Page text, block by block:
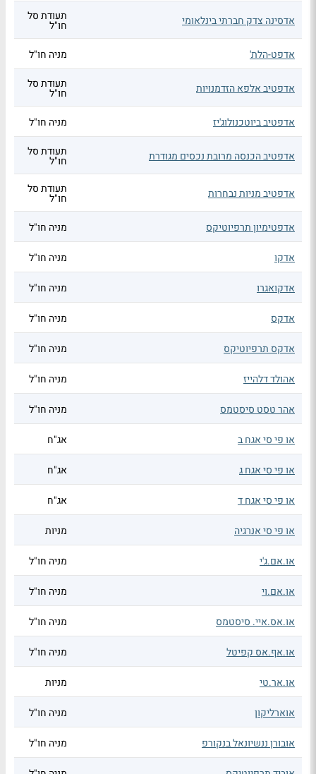
אדסינה צדק חברתי בינלאומי תעודת סל
חו"ל
אדפט-הלת'
מניה חו"ל
אדפטיב אלפא הזדמנויות תעודת סל
חו"ל
אדפטיב ביוטכנולוג'יז
מניה חו"ל
אדפטיב הכנסה מרובת נכסים מגודרת תעודת סל
חו"ל
אדפטיב מניות נבחרות תעודת סל
חו"ל
אדפטימיון תרפיוטיקס
מניה חו"ל
אדקו מניה חו"ל
אדקואגרו מניה חו"ל
אדקס מניה חו"ל
אדקס תרפיוטיקס מניה חו"ל
אהולד דלהייז מניה חו"ל
אהר טסט סיסטמס מניה חו"ל
או פי סי אגח ב אג"ח
או פי סי אגח ג אג"ח
או פי סי אגח ד אג"ח
או פי סי אנרגיה מניות
או.אם.ג'י מניה חו"ל
או.אם.וי מניה חו"ל
או.אס.איי. סיסטמס מניה חו"ל
או.אף.אס קפיטל מניה חו"ל
או.אר.טי מניות
אוארליקון מניה חו"ל
אובורן ננשיונאל בנקורפ מניה חו"ל